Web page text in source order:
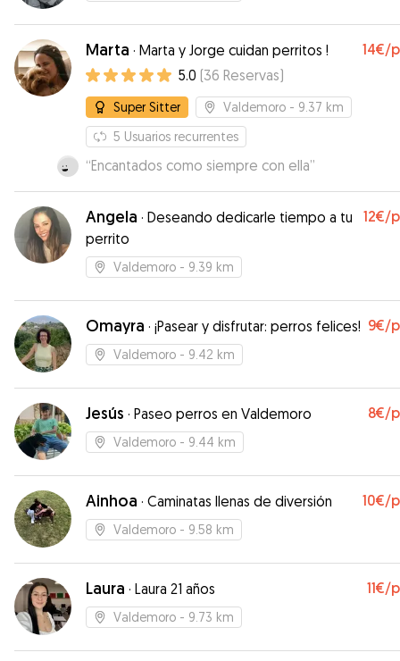
Marta · Marta y Jorge cuidan perritos ! 14€/
5.0 (36 Reservas)
Super Sitter Valdemoro - 9.37 km
5 Usuarios recurrentes
“Encantados como siempre con ella”
Angela · Deseando dedicarle tiempo a tu
perrito
12€/
Valdemoro - 9.39 km
Omayra · ¡Pasear y disfrutar: perros felices! 9€/
Valdemoro - 9.42 km
Jesús · Paseo perros en Valdemoro 8€/
Valdemoro - 9.44 km
Ainhoa · Caminatas llenas de diversión 10€/
Valdemoro - 9.58 km
Laura · Laura 21 años 11€/
Valdemoro - 9.73 km